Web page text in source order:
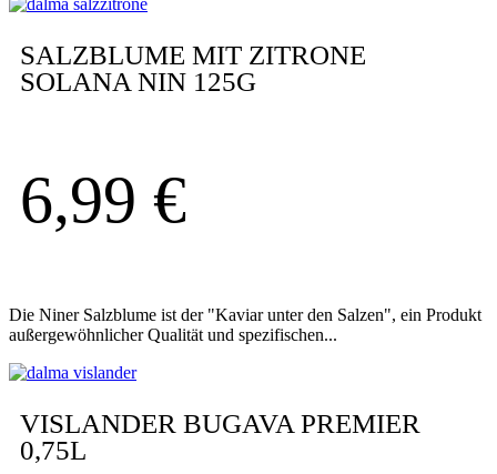
SALZBLUME MIT ZITRONE
SOLANA NIN 125G
6,99 €
Die Niner Salzblume ist der "Kaviar unter den Salzen", ein Produkt
außergewöhnlicher Qualität und spezifischen...
VISLANDER BUGAVA PREMIER
0,75L